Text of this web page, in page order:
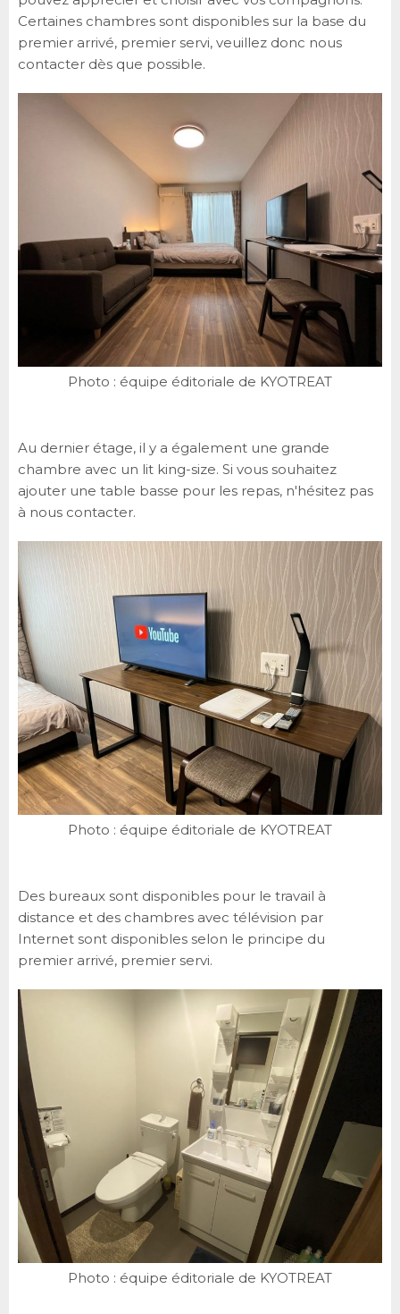
Certaines chambres sont disponibles sur la base du
premier arrivé, premier servi, veuillez donc nous
contacter dès que possible.
Photo : équipe éditoriale de KYOTREAT
Au dernier étage, il y a également une grande
chambre avec un lit king-size. Si vous souhaitez
ajouter une table basse pour les repas, n'hésitez pas
à nous contacter.
Photo : équipe éditoriale de KYOTREAT
Des bureaux sont disponibles pour le travail à
distance et des chambres avec télévision par
Internet sont disponibles selon le principe du
premier arrivé, premier servi.
Photo : équipe éditoriale de KYOTREAT